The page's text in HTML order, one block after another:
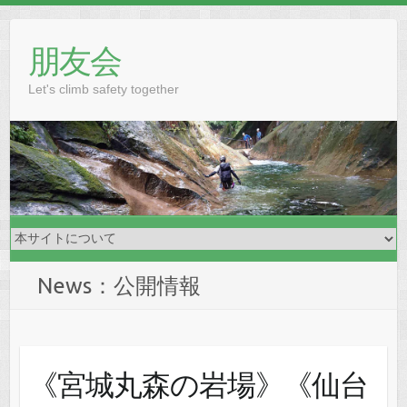
content朋友会
Let's climb safety together
News：公開情報
《宮城丸森の岩場》《仙台